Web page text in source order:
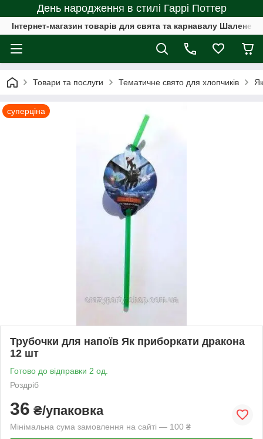
День народження в стилі Гаррі Поттер
Інтернет-магазин товарів для свята та карнавалу Шалене
Товари та послуги Тематичне свято для хлопчиків
суперціна
Трубочки для напоїв Як приборкати дракона
12 шт
Готово до відправки 2 од.
Роздріб
36 ₴/упаковка
Мінімальна сума замовлення на сайті — 100 ₴